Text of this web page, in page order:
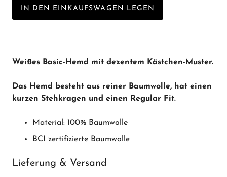
IN DEN EINKAUFSWAGEN LEGEN
Weißes Basic-Hemd mit dezentem Kästchen-Muster.
Das Hemd besteht aus reiner Baumwolle, hat einen
kurzen Stehkragen und einen Regular Fit.
Material: 100% Baumwolle
BCI zertifizierte Baumwolle
Lieferung & Versand